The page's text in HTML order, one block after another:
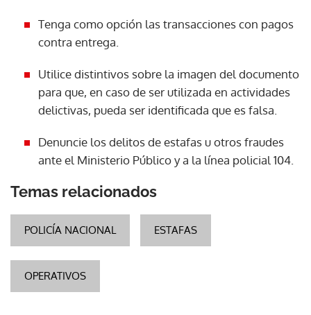
Tenga como opción las transacciones con pagos
contra entrega.
Utilice distintivos sobre la imagen del documento
para que, en caso de ser utilizada en actividades
delictivas, pueda ser identificada que es falsa.
Denuncie los delitos de estafas u otros fraudes
ante el Ministerio Público y a la línea policial 104.
Temas relacionados
POLICÍA NACIONAL ESTAFAS
OPERATIVOS